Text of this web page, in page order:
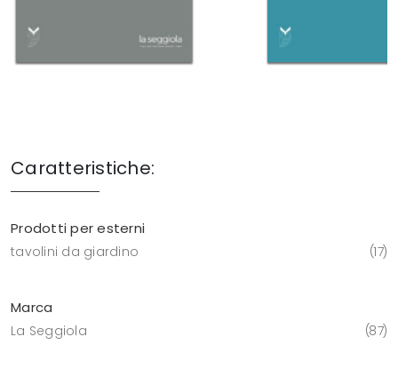
Caratteristiche:
Prodotti per esterni
tavolini da giardino 17
Marca
La Seggiola 87